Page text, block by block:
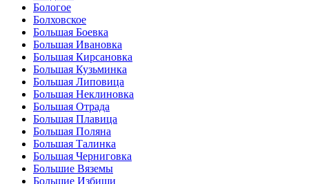
Бологое
Болховское
Большая Боевка
Большая Ивановка
Большая Кирсановка
Большая Кузьминка
Большая Липовица
Большая Неклиновка
Большая Отрада
Большая Плавица
Большая Поляна
Большая Талинка
Большая Черниговка
Большие Вяземы
Большие Избищи